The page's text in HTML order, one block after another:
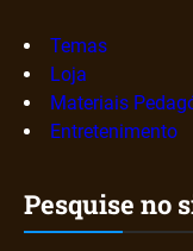
Temas
Loja
Materiais
Entretenimento
Pesquise no